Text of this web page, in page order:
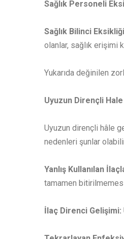
Sağlık Personeli
Sağlık Bilinci
olanlar, sağlık erişimi
Yukarıda değinilen
Uyuzun Dirençli
Uyuzun dirençli hâle
nedenleri şunlar
Yanlış Kullanılan
tamamen
İlaç Direnci Gelişimi: